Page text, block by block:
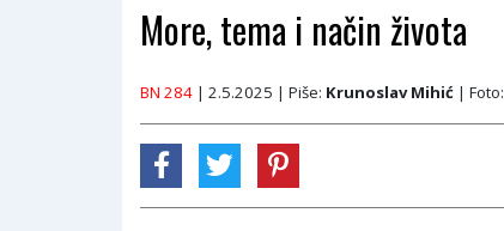
More, tema i način života
BN 284 | 2.5.2025 | Piše: Krunoslav Mihić | Foto: